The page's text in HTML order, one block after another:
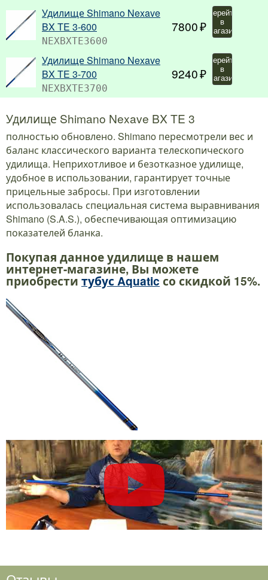
Удилище Shimano Nexave
BX TE 3-600
NEXBXTE3600
7800
Перейти
в
магазин
Удилище Shimano Nexave
BX TE 3-700
NEXBXTE3700
9240
Перейти
в
магазин
Удилище Shimano Nexave BX TE 3
полностью обновлено. Shimano пересмотрели вес и
баланс классического варианта телескопического
удилища. Неприхотливое и безотказное удилище,
удобное в использовании, гарантирует точные
прицельные забросы. При изготовлении
использовалась специальная система выравнивания
Shimano (S.A.S.), обеспечивающая оптимизацию
показателей бланка.
Покупая данное удилище в нашем
интернет-магазине, Вы можете
приобрести тубус Aquatic со скидкой 15%.